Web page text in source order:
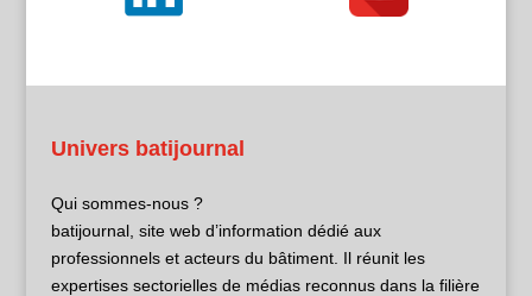
Univers batijournal
Qui sommes-nous ?
batijournal, site web d’information dédié aux
professionnels et acteurs du bâtiment. Il réunit les
expertises sectorielles de médias reconnus dans la filière